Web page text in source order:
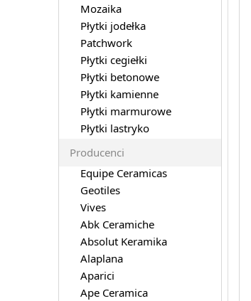
Mozaika
Płytki jodełka
Patchwork
Płytki cegiełki
Płytki betonowe
Płytki kamienne
Płytki marmurowe
Płytki lastryko
Producenci
Equipe Ceramicas
Geotiles
Vives
Abk Ceramiche
Absolut Keramika
Alaplana
Aparici
Ape Ceramica